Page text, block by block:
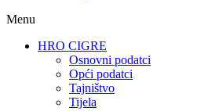
Menu
HRO CIGRE
Osnovni podatci​
Opći podatci
Tajništvo
Tijela